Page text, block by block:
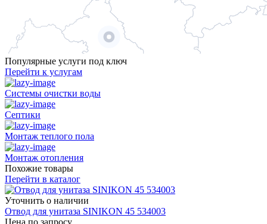
Популярные услуги под ключ
Перейти к услугам
Системы очистки воды
Септики
Монтаж теплого пола
Монтаж отопления
Похожие товары
Перейти в каталог
Уточнить о наличии
Отвод для унитаза SINIKON 45 534003